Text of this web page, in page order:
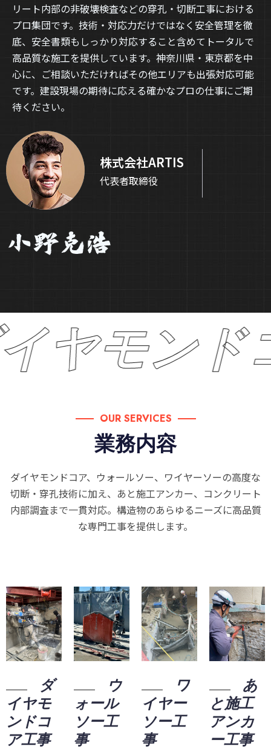
リート内部の非破壊検査などの穿孔・切断工事における
プロ集団です。技術・対応力だけではなく安全管理を徹
底、安全書類もしっかり対応すること含めてトータルで
高品質な施工を提供しています。 神奈川県・東京都を中
心に、ご相談いただければその他エリアも出張対応可能
です。 建設現場の期待に応える確かなプロの仕事にご期
待ください。
株式会社ARTIS
代表者取締役
ヤモン
OUR SERVICES
業務内容
ダイヤモンドコア、ウォールソー、ワイヤーソーの高度な
切断・穿孔技術に加え、あと施工アンカー、コンクリート
内部調査まで一貫対応。構造物のあらゆるニーズに高品質
な専門工事を提供します。
ダ
イヤモ
ンドコ
ア工事
ウ
ォール
ソー工
事
ワ
イヤー
ソー工
事
あ
と施工
アンカ
ー工事